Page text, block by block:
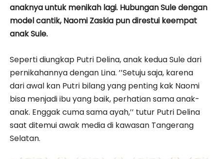
anaknya untuk menikah lagi. Hubungan Sule dengan
model cantik, Naomi Zaskia pun direstui keempat
anak Sule.
Seperti diungkap Putri Delina, anak kedua Sule dari
pernikahannya dengan Lina. ’’Setuju saja, karena
dari awal kan Putri bilang yang penting kak Naomi
bisa menjadi ibu yang baik, perhatian sama anak-
anak. Enggak cuma sama ayah,’’ tutur Putri Delina
saat ditemui awak media di kawasan Tangerang
Selatan.